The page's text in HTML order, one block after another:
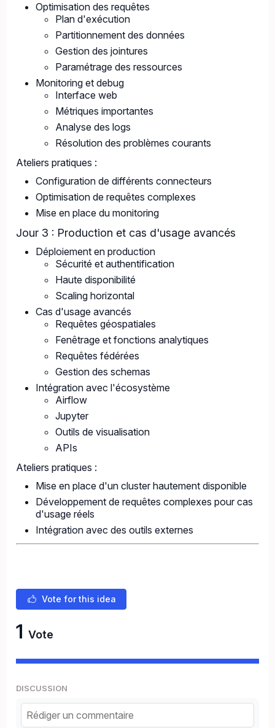
Optimisation des requêtes
Plan d'exécution
Partitionnement des données
Gestion des jointures
Paramétrage des ressources
Monitoring et debug
Interface web
Métriques importantes
Analyse des logs
Résolution des problèmes courants
Ateliers pratiques :
Configuration de différents connecteurs
Optimisation de requêtes complexes
Mise en place du monitoring
Jour 3 : Production et cas d'usage avancés
Déploiement en production
Sécurité et authentification
Haute disponibilité
Scaling horizontal
Cas d'usage avancés
Requêtes géospatiales
Fenêtrage et fonctions analytiques
Requêtes fédérées
Gestion des schemas
Intégration avec l'écosystème
Airflow
Jupyter
Outils de visualisation
APIs
Ateliers pratiques :
Mise en place d'un cluster hautement disponible
Développement de requêtes complexes pour cas
d'usage réels
Intégration avec des outils externes
Vote for this idea
1 Vote
DISCUSSION